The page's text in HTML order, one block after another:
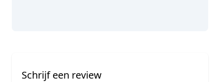
Schrijf een review